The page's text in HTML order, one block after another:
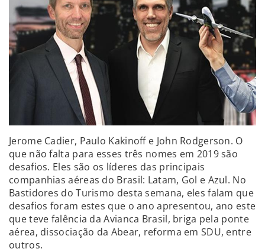
Jerome Cadier, Paulo Kakinoff e John Rodgerson. O
que não falta para esses três nomes em 2019 são
desafios. Eles são os líderes das principais
companhias aéreas do Brasil: Latam, Gol e Azul. No
Bastidores do Turismo desta semana, eles falam que
desafios foram estes que o ano apresentou, ano este
que teve falência da Avianca Brasil, briga pela ponte
aérea, dissociação da Abear, reforma em SDU, entre
outros.